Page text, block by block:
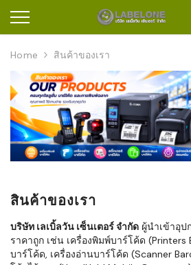
Home สินค้าของเรา
สินค้าของเรา
บริษัท เลเบิ้ลวัน เซ็นเตอร์ จำกัด ผู้นำเข้าอุ
ราคาถูก เช่น เครื่องพิมพ์บาร์โค้ด (Printers
บาร์โค้ด, เครื่องอ่านบาร์โค้ด (Scanner